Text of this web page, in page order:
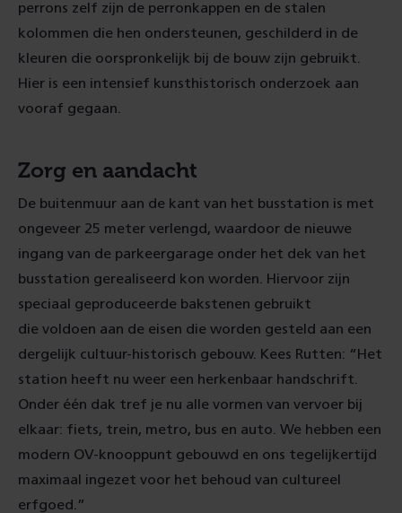
perrons zelf zijn de perronkappen en de stalen
kolommen die hen ondersteunen, geschilderd in de
kleuren die oorspronkelijk bij de bouw zijn gebruikt.
Hier is een intensief kunsthistorisch onderzoek aan
vooraf gegaan.
Zorg en aandacht
De buitenmuur aan de kant van het busstation is met
ongeveer 25 meter verlengd, waardoor de nieuwe
ingang van de parkeergarage onder het dek van het
busstation gerealiseerd kon worden. Hiervoor zijn
speciaal geproduceerde bakstenen gebruikt
die voldoen aan de eisen die worden gesteld aan een
dergelijk cultuur-historisch gebouw. Kees Rutten: “Het
station heeft nu weer een herkenbaar handschrift.
Onder één dak tref je nu alle vormen van vervoer bij
elkaar: fiets, trein, metro, bus en auto. We hebben een
modern OV-knooppunt gebouwd en ons tegelijkertijd
maximaal ingezet voor het behoud van cultureel
erfgoed.”